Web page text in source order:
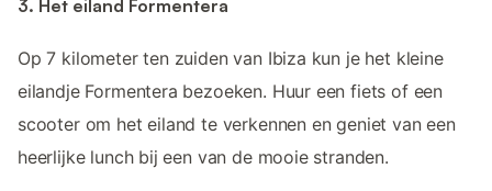
3. Het eiland Formentera
Op 7 kilometer ten zuiden van Ibiza kun je het kleine
eilandje Formentera bezoeken. Huur een fiets of een
scooter om het eiland te verkennen en geniet van een
heerlijke lunch bij een van de mooie stranden.